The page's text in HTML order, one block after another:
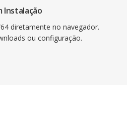
Instalação
diretamente no navegador.
ou configuração.